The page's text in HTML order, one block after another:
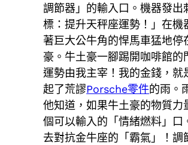
調節器」的輸入口。機器發
標：提升天秤座運勢！」在
著巨大公牛角的悍馬車猛地
豪。牛土豪一腳踢開咖啡館
運勢由我主宰！我的金錢，
起了荒謬Porsche零件的雨。
他知道，如果牛土豪的物質
個可以輸入的「情緒燃料」口
去對抗金牛座的「霸氣」！